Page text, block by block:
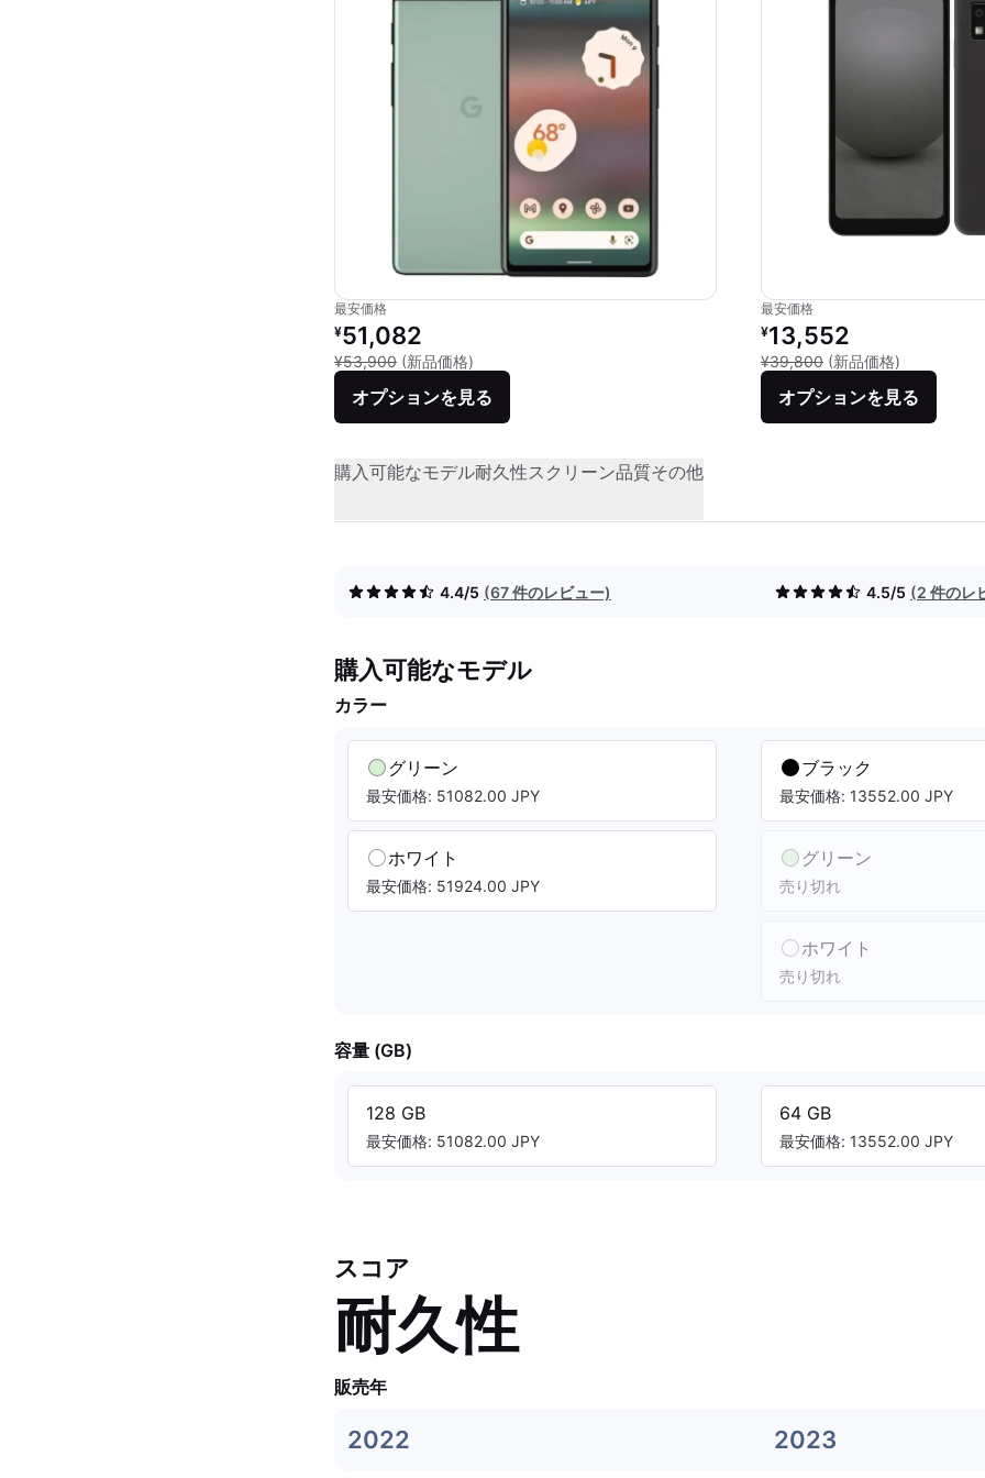
最安価格
リファービッシュ品の価格：
¥51,082
¥53,900 (新品価格)
オプションを見る
最安価格
リファービッシュ品の価格：
¥13,552
¥39,800 (新品価格)
オプションを見る
購入可能なモデル耐久性スクリーン品質その他
4.4/5 (67 件のレビュー) 4.5/5 (2 件のレ
購入可能なモデル
カラー
グリーン
最安価格: 51082.00 JPY
ホワイト
最安価格: 51924.00 JPY
ブラック
最安価格: 13552.00 JPY
グリーン
売り切れ
ホワイト
売り切れ
容量 (GB)
128 GB
最安価格: 51082.00 JPY
64 GB
最安価格: 13552.00 JPY
スコア
耐久性
販売年
2022 2023